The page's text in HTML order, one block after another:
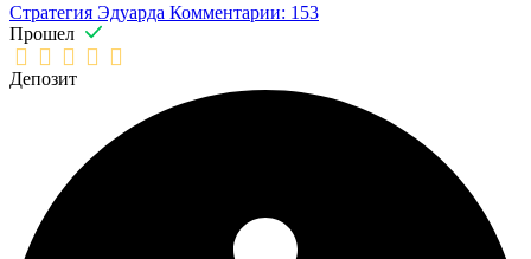
Стратегия Эдуарда Комментарии: 153
Прошел
Депозит